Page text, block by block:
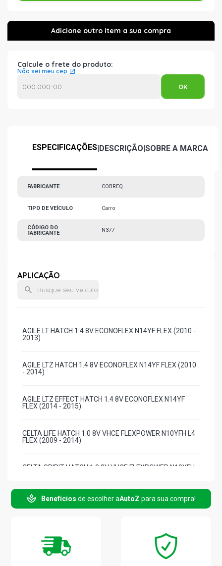
Calcule o frete do produto:
Não sei meu cep
ESPECIFICAÇÕES|DESCRIÇÃO|SOBRE A MARCA
FABRICANTE COBREQ
TIPO DE VEÍCULO Carro
CÓDIGO DO
FABRICANTE
N377
APLICAÇÃO
AGILE LT HATCH 1.4 8V ECONOFLEX N14YF FLEX (2010 -
2013)
AGILE LTZ HATCH 1.4 8V ECONOFLEX N14YF FLEX (2010
- 2014)
AGILE LTZ EFFECT HATCH 1.4 8V ECONOFLEX N14YF
FLEX (2014 - 2015)
CELTA LIFE HATCH 1.0 8V VHCE FLEXPOWER N10YFH L4
FLEX (2009 - 2014)
CELTA SPIRIT HATCH 1.0 8V VHCE FLEXPOWER N10YFH
CELTA SUPER HATCH 1.0 8V VHCE FLEXPOWER N10YFH
L4 FLEX (2009 - 2009)
CORSA SEDAN CLASSIC LIFE SEDAN 1.0 8V VHCE
FLEXPOWER N10YFH L4 FLEX (2009 - 2009)
Benefícios de escolher aAutoZ para sua compra!